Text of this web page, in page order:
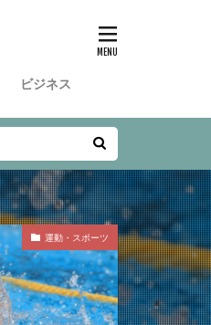
ビジネス
運動・スポーツ